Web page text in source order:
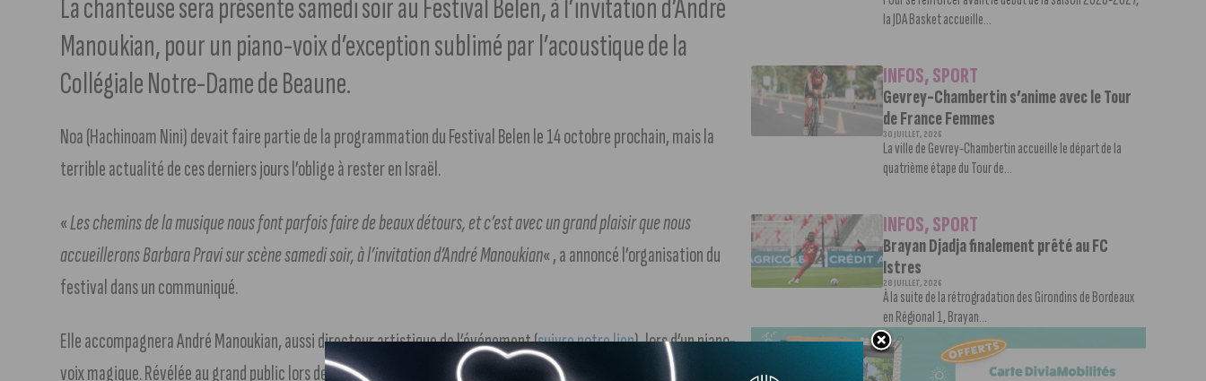
La chanteuse sera présente samedi soir au Festival Belen, à l’invitation d’André
Manoukian, pour un piano-voix d’exception sublimé par l’acoustique de la
Collégiale Notre-Dame de Beaune.
Noa (Hachinoam Nini) devait faire partie de la programmation du Festival Belen le 14 octobre prochain, mais la
terrible actualité de ces derniers jours l’oblige à rester en Israël.
«Les chemins de la musique nous font parfois faire de beaux détours, et c’est avec un grand plaisir que nous
accueillerons Barbara Pravi sur scène samedi soir, à l’invitation d’André Manoukian« , a annoncé l’organisation du
festival dans un communiqué.
Elle accompagnera André Manoukian, aussi directeur artistique de l’événement (suivre notre lien), lors d’un piano-
voix magique. Révélée au grand public lors de sa participation au concours de l’Eurovision en 2021, avec sa chanson
la JDA Basket accueille...
INFOS,SPORT
Gevrey-Chambertin s’anime avec le Tour
de France Femmes
30 JUILLET, 2026
La ville de Gevrey-Chambertin accueille le départ de la
quatrième étape du Tour de...
INFOS,SPORT
Brayan Djadja finalement prêté au FC
Istres
28 JUILLET, 2026
À la suite de la rétrogradation des Girondins de Bordeaux
en Régional 1, Brayan...